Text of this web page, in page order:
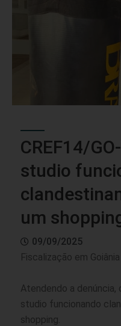
CREF14/
studio
um
09/09/2025
Fiscalização em Goiânia
Atendendo a denúncia,
studio funcionando
shopping.